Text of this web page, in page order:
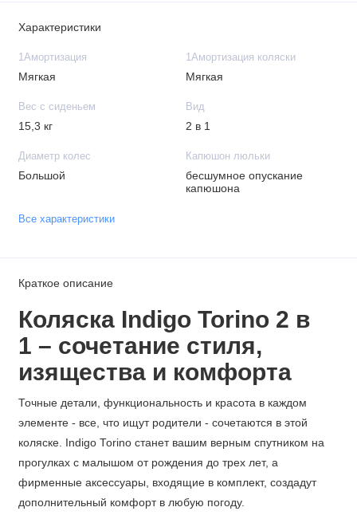
Характеристики
1Амортизация
Мягкая
1Амортизация коляски
Мягкая
Вес с сиденьем
15,3 кг
Вид
2 в 1
Диаметр колес
Большой
Капюшон люльки
бесшумное опускание
капюшона
Все характеристики
Краткое описание
Коляска Indigo Torino 2 в
1 – сочетание стиля,
изящества и комфорта
Точные детали, функциональность и красота в каждом
элементе - все, что ищут родители - сочетаются в этой
коляске. Indigo Torino станет вашим верным спутником на
прогулках с малышом от рождения до трех лет, а
фирменные аксессуары, входящие в комплект, создадут
дополнительный комфорт в любую погоду.